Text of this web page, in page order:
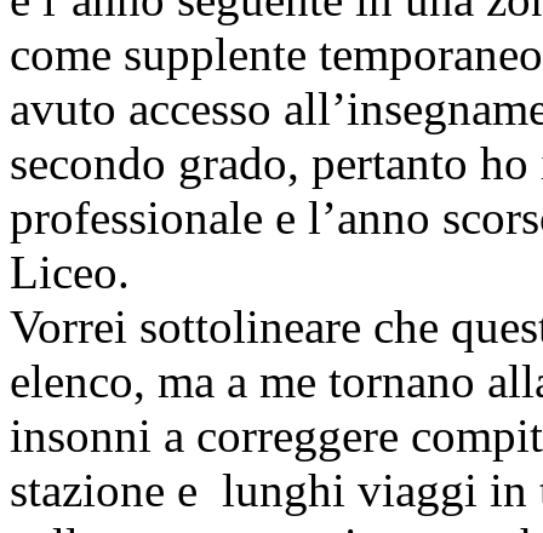
come supplente
avuto accesso
secondo grado, pertanto
professionale e l’anno
Liceo.
Vorrei sottolineare che
elenco, ma a me tornano
insonni a correggere
stazione e lunghi viaggi in